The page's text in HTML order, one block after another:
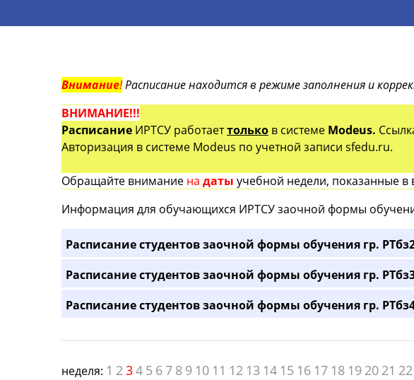
Внимание!Расписание находится в режиме заполнения и
ВНИМАНИЕ!!!
Расписание ИРТСУ работаеттолько в системе Modeus.
Авторизация в системе Modeus по учетной записи sfedu.ru.
Обращайте внимание на даты учебной недели, показанные в
Информация для обучающихся ИРТСУ заочной формы
Расписание студентов заочной формы обучения гр.
Расписание студентов заочной формы обучения гр.
Расписание студентов заочной формы обучения гр.
неделя: 1 234 5 6 7 8 9 10 11 12 13 14 15 16 17 18 19 20 21 22